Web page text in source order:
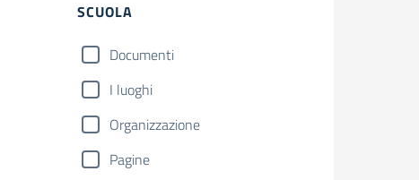
Filtri
SCUOLA
Documenti
I luoghi
Organizzazione
Pagine